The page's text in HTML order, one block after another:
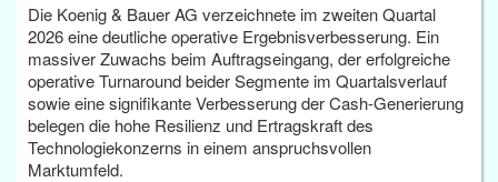
Die Koenig & Bauer AG verzeichnete im zweiten Quartal
2026 eine deutliche operative Ergebnisverbesserung. Ein
massiver Zuwachs beim Auftragseingang, der erfolgreiche
operative Turnaround beider Segmente im Quartalsverlauf
sowie eine signifikante Verbesserung der Cash-Generierung
belegen die hohe Resilienz und Ertragskraft des
Technologiekonzerns in einem anspruchsvollen
Marktumfeld.